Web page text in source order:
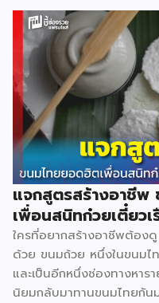
หลัก ขนมปังแซนด์วิช 480
บาท พริกไทยป่น 60 ก. 75
สดเค็ม 500 ก. 105 บาท
บาท ถาดอบเล็ก 60 บาท เ
กก. 125 บาท ถุงคุกกี้ 500
แจกสูตรสร้างอาชี
เพื่อนสนิทก๋วยเตี๋ยว
ใครที่อยากสร้างอาชีพต้อง
ด้วย ขนมถ้วย หนึ่งในขนม
และเป็นอีกหนึ่งช่องทางหา
นิยมกลับมาทานขนมไทยกัน